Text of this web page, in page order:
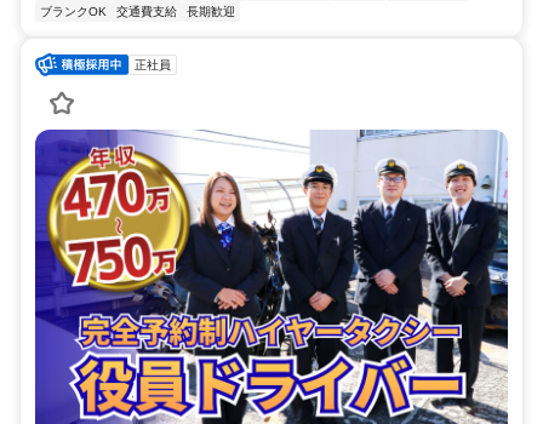
ブランクOK
交通費支給 長期歓迎
正社員